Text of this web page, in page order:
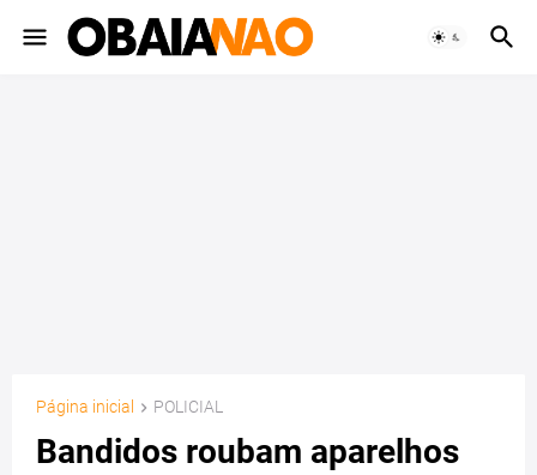
Página inicial POLICIAL
Bandidos roubam aparelhos